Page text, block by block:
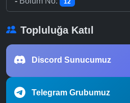
Topluluğa Katıl
Discord Sunucumuz
Telegram Grubumuz